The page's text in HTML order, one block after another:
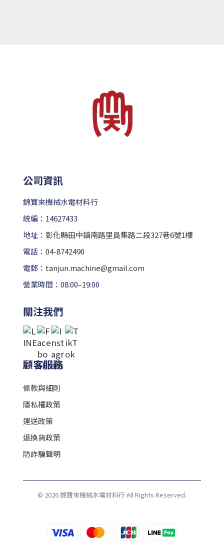
公司資訊
錦寶來機械水電材料行
統編：14627433
地址： 彰化縣田中鎮南路里員集路二段327巷6號1樓
電話： 04-8742490
電郵： tanjun.machine@gmail.com
營業時間：08:00–19:00
關注我們
顧客服務
條款與細則
隱私權政策
運送政策
退換貨政策
防詐騙聲明
© 2026 錦寶來機械水電材料行 All Rights Reserved.